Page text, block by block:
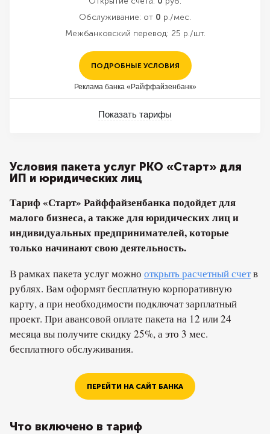
Обслуживание: от 0 р./мес.
Межбанковский перевод: 25 р./шт.
ПОДРОБНЫЕ УСЛОВИЯ
Реклама банка «Райффайзенбанк»
Показать тарифы
Условия пакета услуг РКО «Старт» для
ИП и юридических лиц
Тариф «Старт» Райффайзенбанка подойдет для
малого бизнеса, а также для юридических лиц и
индивидуальных предпринимателей, которые
только начинают свою деятельность.
В рамках пакета услуг можно открыть расчетный счетв
рублях. Вам оформят бесплатную корпоративную
карту, а при необходимости подключат зарплатный
проект. При авансовой оплате пакета на 12 или 24
месяца вы получите скидку 25%, а это 3 мес.
бесплатного обслуживания.
ПЕРЕЙТИ НА САЙТ БАНКА
Что включено в тариф